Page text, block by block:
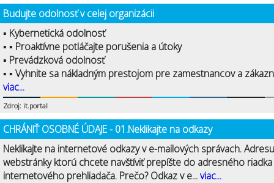
Budujte odolnosť v celej organizácii
▪ Kybernetická odolnosť
▪ ▪ Proaktívne potláčajte porušenia a útoky
▪ Prevádzková odolnosť
▪ ▪ Vyhnite sa nákladným prestojom pre zamestnancov a
viac...
Zdroj: it.portal
CHRÁNIŤ OSOBNÉ ÚDAJE - 01.Neklikajte na odkazy
Neklikajte na internetové odkazy v e-mailových správach. Adresu
webstránky ktorú chcete navštíviť prepíšte do adresného riadka
internetového prehliadača. Prečo? Odkaz v e...viac...